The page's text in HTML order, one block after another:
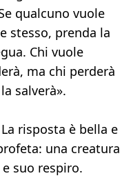
qualcuno vuole
stesso, prenda la
Chi vuole
ma chi perderà
salverà».
risposta è bella e
una creatura
suo respiro.